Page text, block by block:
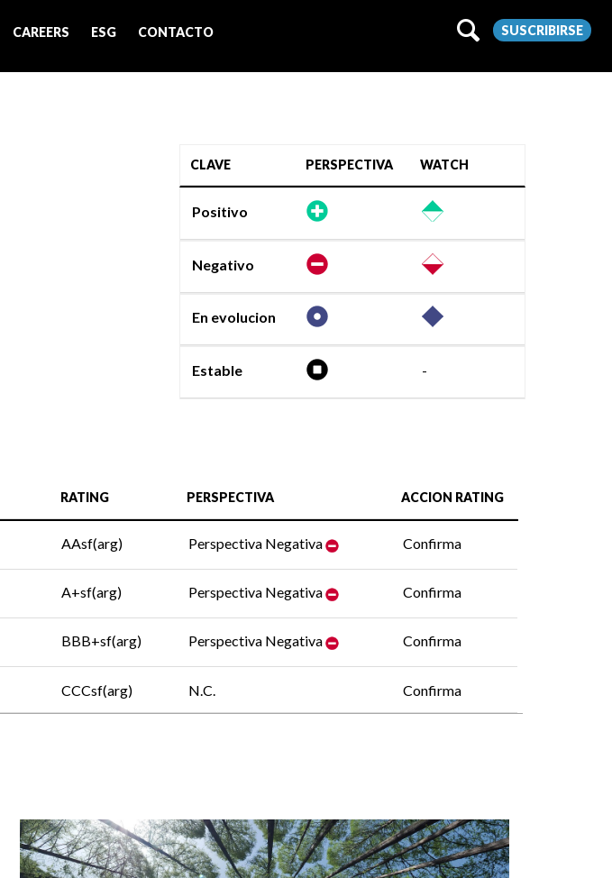
CAREERS ESG CONTACTO SUSCRIBIRSE
CLAVE PERSPECTIVA WATCH
Positivo
Negativo
En evolucion
Estable -
RATING PERSPECTIVA ACCION RATING
AAsf(arg) Perspectiva Negativa Confirma
A+sf(arg) Perspectiva Negativa Confirma
BBB+sf(arg) Perspectiva Negativa Confirma
CCCsf(arg) N.C. Confirma